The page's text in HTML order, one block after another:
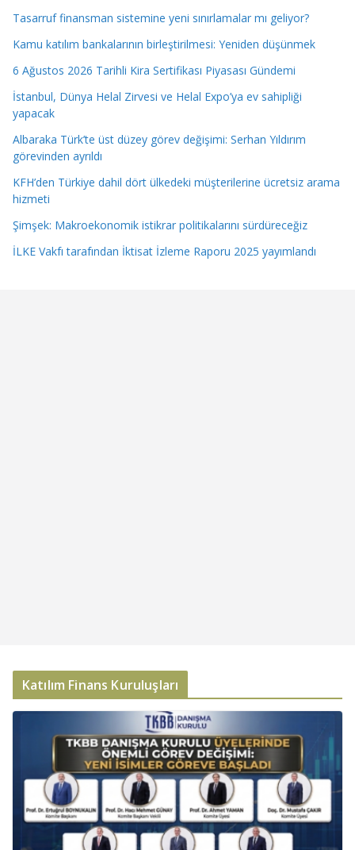
Tasarruf finansman sistemine yeni sınırlamalar mı geliyor?
Kamu katılım bankalarının birleştirilmesi: Yeniden düşünmek
6 Ağustos 2026 Tarihli Kira Sertifikası Piyasası Gündemi
İstanbul, Dünya Helal Zirvesi ve Helal Expo’ya ev sahipliği
yapacak
Albaraka Türk’te üst düzey görev değişimi: Serhan Yıldırım
görevinden ayrıldı
KFH’den Türkiye dahil dört ülkedeki müşterilerine ücretsiz arama
hizmeti
Şimşek: Makroekonomik istikrar politikalarını sürdüreceğiz
İLKE Vakfı tarafından İktisat İzleme Raporu 2025 yayımlandı
Katılım Finans Kuruluşları